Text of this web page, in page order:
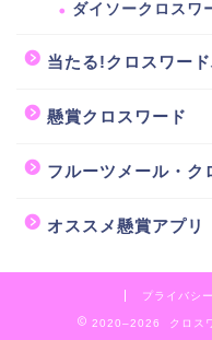
ダイソークロスワ
当たる!クロスワー
懸賞クロスワード
フルーツメール・ク
オススメ懸賞アプリ
プライバシ
2020–2026 クロス